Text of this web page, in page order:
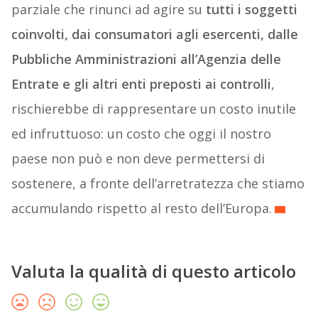
parziale che rinunci ad agire su tutti i soggetti
coinvolti, dai consumatori agli esercenti, dalle
Pubbliche Amministrazioni all’Agenzia delle
Entrate e gli altri enti preposti ai controlli,
rischierebbe di rappresentare un costo inutile
ed infruttuoso: un costo che oggi il nostro
paese non può e non deve permettersi di
sostenere, a fronte dell’arretratezza che stiamo
accumulando rispetto al resto dell’Europa.
Valuta la qualità di questo articolo